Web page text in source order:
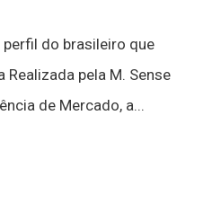
do brasileiro que
Realizada pela M. Sense
de Mercado, a...